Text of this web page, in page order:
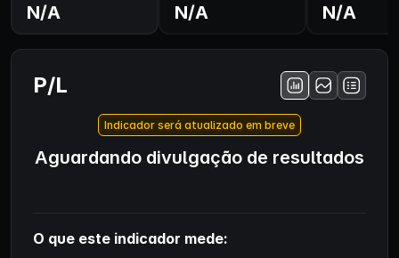
N/A N/A N/A
P/L
Indicador será atualizado em breve
Aguardando divulgação de resultados
O que este indicador mede: